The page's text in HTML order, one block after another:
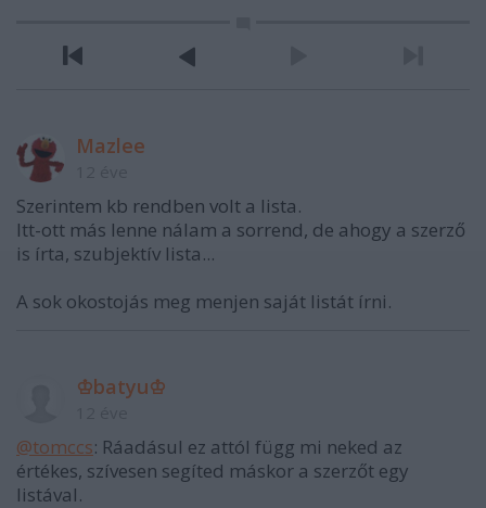
Mazlee
Szerintem kb rendben volt a lista.
Itt-ott más lenne nálam a sorrend, de ahogy a szerző
is írta, szubjektív lista...
A sok okostojás meg menjen saját listát írni.
♔batyu♔
@tomccs: Ráadásul ez attól függ mi neked az
értékes, szívesen segíted máskor a szerzőt egy
listával.